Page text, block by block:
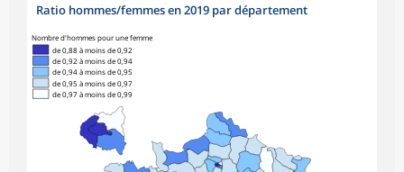
Ratio hommes/femmes en 2019 par département
Nombre d'hommes pour une femme
de 0,88 à moins de 0,92
de 0,92 à moins de 0,94
de 0,94 à moins de 0,95
de 0,95 à moins de 0,97
de 0,97 à moins de 0,99